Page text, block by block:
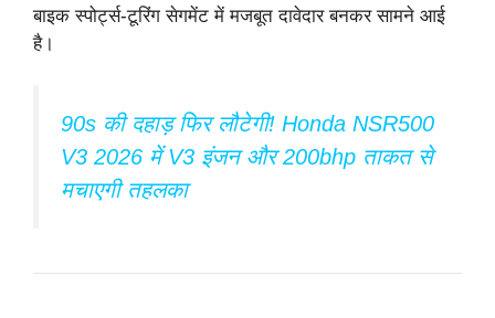
बाइक स्पोर्ट्स-टूरिंग सेगमेंट में मजबूत दावेदार बनकर सामने आई
है।
90s की दहाड़ फिर लौटेगी! Honda NSR500
V3 2026 में V3 इंजन और 200bhp ताकत से
मचाएगी तहलका